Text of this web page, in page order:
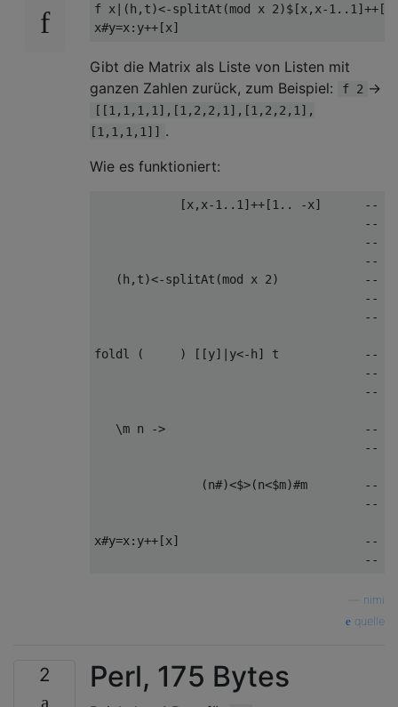
f x|(h,t)<-splitAt(mod x 2)$[x,x-
Gibt die Matrix als Liste von Listen mit
ganzen Zahlen zurück, zum Beispiel:
f 2 ->
[[1,1,1,1],[1,2,2,1],[1,2,2,1],
[1,1,1,1]]
.
Wie es funktioniert:
[x,x-1..1]++[1.. -x]      --
--
--
--
(h,t)<-splitAt(mod x 2)            --
--
--
foldl (     ) [[y]|y<-h] t            -- fold
--
--
\m n ->                            --
--
(n#)<$>(n<$m)#m        --
--
x#y=x:y++[x]                          --
nimi
quelle
2 Perl, 175 Bytes